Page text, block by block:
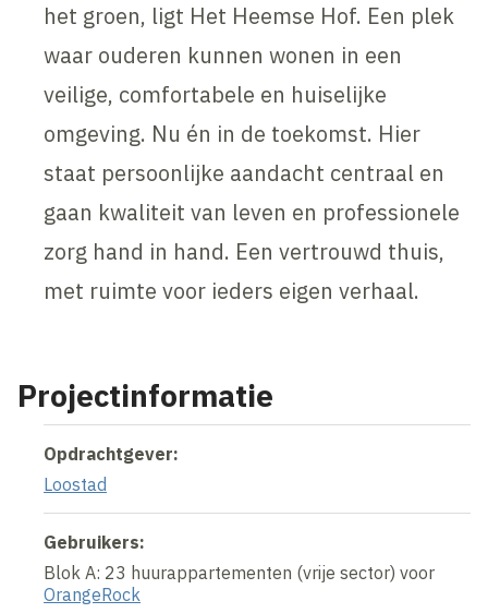
het groen, ligt Het Heemse Hof. Een plek
waar ouderen kunnen wonen in een
veilige, comfortabele en huiselijke
omgeving. Nu én in de toekomst. Hier
staat persoonlijke aandacht centraal en
gaan kwaliteit van leven en professionele
zorg hand in hand. Een vertrouwd thuis,
met ruimte voor ieders eigen verhaal.
Projectinformatie
Opdrachtgever:
Loostad
Gebruikers:
Blok A: 23 huurappartementen (vrije sector) voor
OrangeRock